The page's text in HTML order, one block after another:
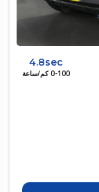
4.8sec
0-100 كم/ساعة